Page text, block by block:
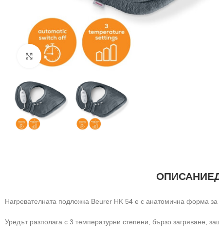
Щракнете за уголемяване
ОПИСАНИЕ
Нагревателната подложка Beurer HK 54 е с анатомична форма
Уредът разполага с 3 температурни степени, бързо загряване,